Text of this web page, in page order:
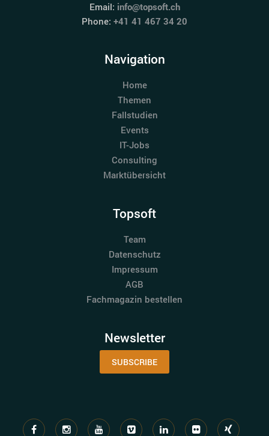
Email: info@topsoft.ch
Phone: +41 41 467 34 20
Navigation
Home
Themen
Fallstudien
Events
IT-Jobs
Consulting
Marktübersicht
Topsoft
Team
Datenschutz
Impressum
AGB
Fachmagazin bestellen
Newsletter
SUBSCRIBE